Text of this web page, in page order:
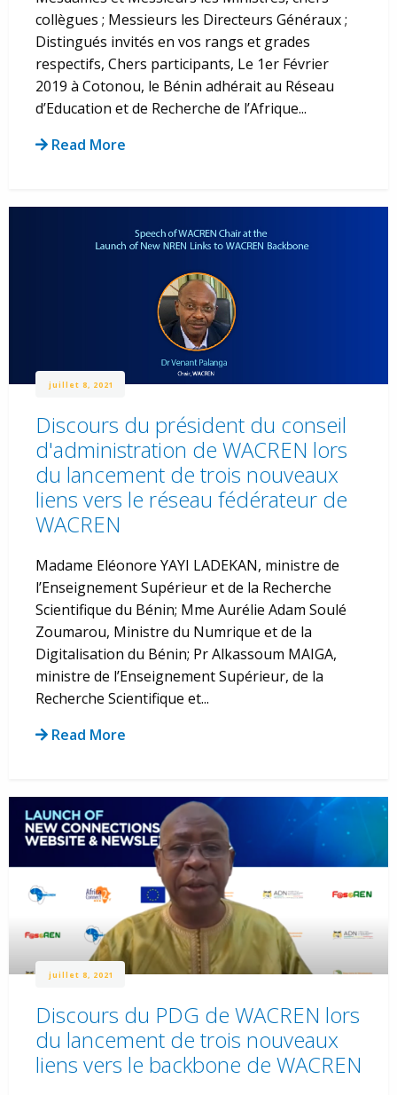
collègues ; Messieurs les Directeurs Généraux ;
Distingués invités en vos rangs et grades
respectifs, Chers participants, Le 1er Février
2019 à Cotonou, le Bénin adhérait au Réseau
d’Education et de Recherche de l’Afrique...
Read More
juillet 8, 2021
Discours du président du conseil
d'administration de WACREN lors
du lancement de trois nouveaux
liens vers le réseau fédérateur de
WACREN
Madame Eléonore YAYI LADEKAN, ministre de
l’Enseignement Supérieur et de la Recherche
Scientifique du Bénin; Mme Aurélie Adam Soulé
Zoumarou, Ministre du Numrique et de la
Digitalisation du Bénin; Pr Alkassoum MAIGA,
ministre de l’Enseignement Supérieur, de la
Recherche Scientifique et...
Read More
juillet 8, 2021
Discours du PDG de WACREN lors
du lancement de trois nouveaux
liens vers le backbone de WACREN